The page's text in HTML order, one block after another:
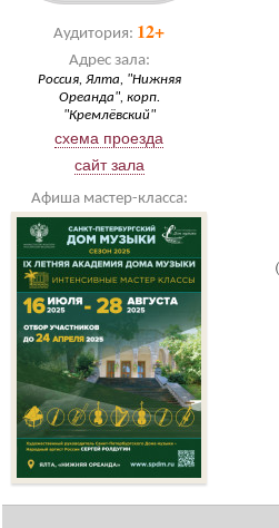
Аудитория: 12+
Адрес зала:
Россия, Ялта, "Нижняя
Ореанда", корп.
"Кремлёвский"
схема проезда
сайт зала
Афиша мастер-класса: